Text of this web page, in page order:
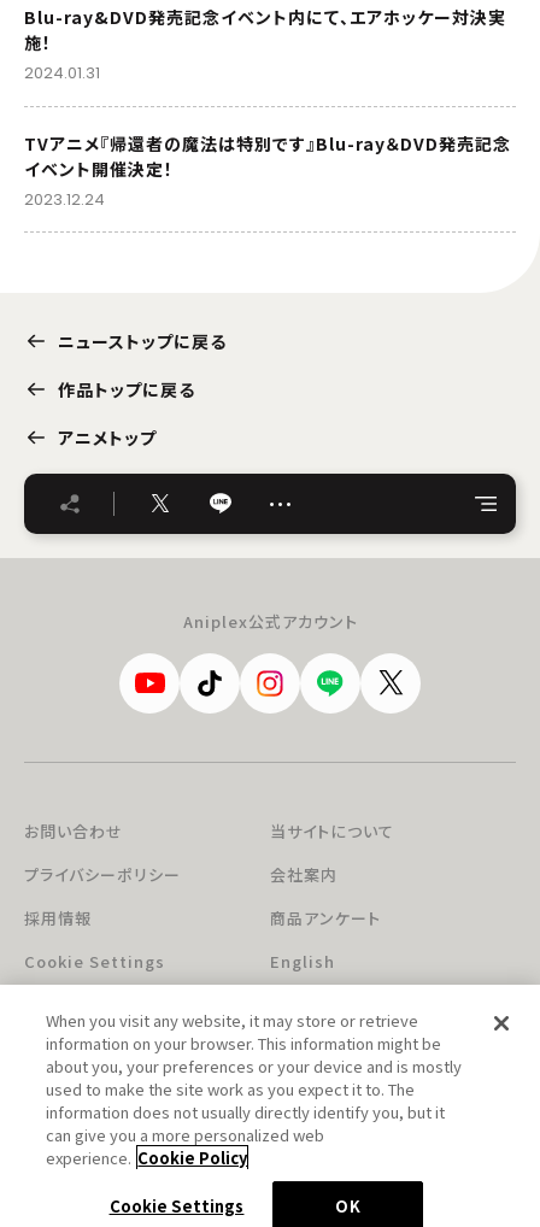
Blu-ray&DVD発売記念イベント内にて、エアホッケー対決実
施！
2024.01.31
TVアニメ『帰還者の魔法は特別です』Blu-ray＆DVD発売記念
イベント開催決定！
2023.12.24
ニューストップに戻る
作品トップに戻る
アニメトップ
…
Aniplex公式アカウント
お問い合わせ
当サイトについて
プライバシーポリシー
会社案内
採用情報
商品アンケート
Cookie Settings
English
このホームページに掲載されている著作物の無断利用を禁じます。
When you visit any website, it may store or retrieve
information on your browser. This information might be
about you, your preferences or your device and is mostly
used to make the site work as you expect it to. The
information does not usually directly identify you, but it
can give you a more personalized web
experience. Cookie Policy
Cookie Settings OK